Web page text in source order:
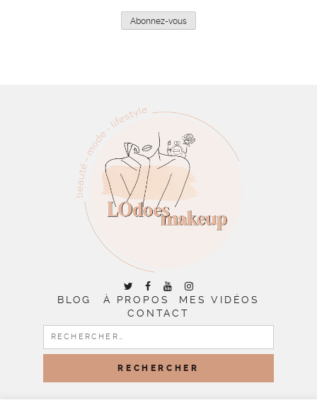
Abonnez-vous
BLOG À PROPOS
MES VIDÉOS
CONTACT
RECHERCHER :